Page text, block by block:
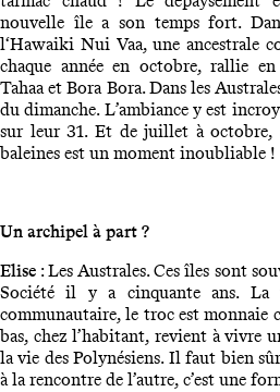
nouvelle île a son temps fort.
l‘Hawaiki Nui Vaa, une ancestrale
chaque année en octobre, rallie
Tahaa et Bora Bora. Dans les
du dimanche. L’ambiance y est
sur leur 31. Et de juillet à octobre,
baleines est un moment inoubliable !
Un archipel à part ?
Elise : Les Australes. Ces îles sont
Société il y a cinquante ans. La
communautaire, le troc est monnaie
bas, chez l’habitant, revient à vivre
la vie des Polynésiens. Il faut bien
à la rencontre de l’autre, c’est une